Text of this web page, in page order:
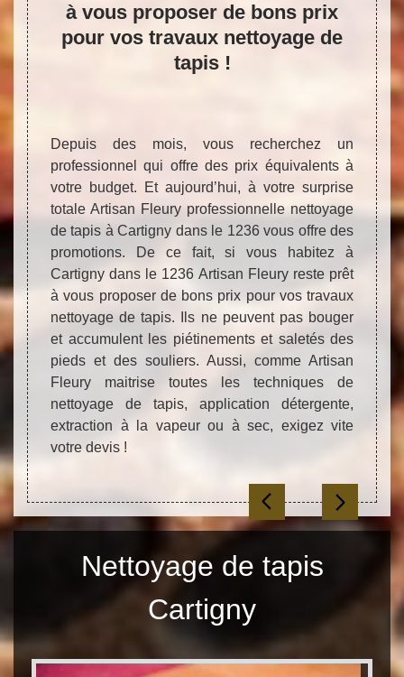
les
est
Le
être
la
à vous proposer de bons prix
pour vos travaux nettoyage de
tapis !
Depuis des mois, vous recherchez un
professionnel qui offre des prix équivalents à
votre budget. Et aujourd’hui, à votre surprise
totale Artisan Fleury professionnelle nettoyage
de tapis à Cartigny dans le 1236 vous offre des
promotions. De ce fait, si vous habitez à
Cartigny dans le 1236 Artisan Fleury reste prêt
à vous proposer de bons prix pour vos travaux
nettoyage de tapis. Ils ne peuvent pas bouger
et accumulent les piétinements et saletés des
pieds et des souliers. Aussi, comme Artisan
Fleury maitrise toutes les techniques de
nettoyage de tapis, application détergente,
extraction à la vapeur ou à sec, exigez vite
votre devis !
vos
de
à les
ne
tapis
Nettoyage de tapis
Cartigny